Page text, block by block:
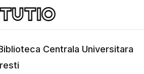
Centrala Universitara